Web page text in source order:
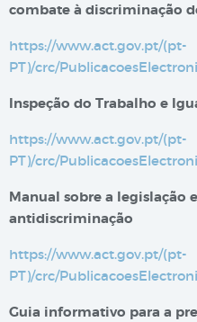
combate à discriminação
https://www.act.gov.pt/(pt-
PT)/crc/
Inspeção do Trabalho e
https://www.act.gov.pt/(pt-
PT)/crc/
Manual sobre a legislação
antidiscriminação
https://www.act.gov.pt/(pt-
PT)/crc/
Guia informativo para a